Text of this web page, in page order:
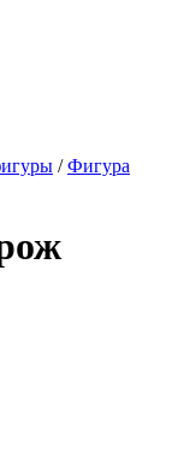
/Фигура